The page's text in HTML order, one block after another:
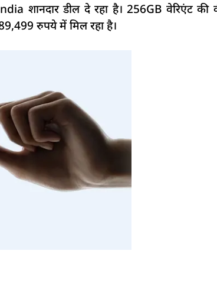
शानदार डील दे रहा है। 256GB वेरिएंट
रुपये में मिल रहा है।